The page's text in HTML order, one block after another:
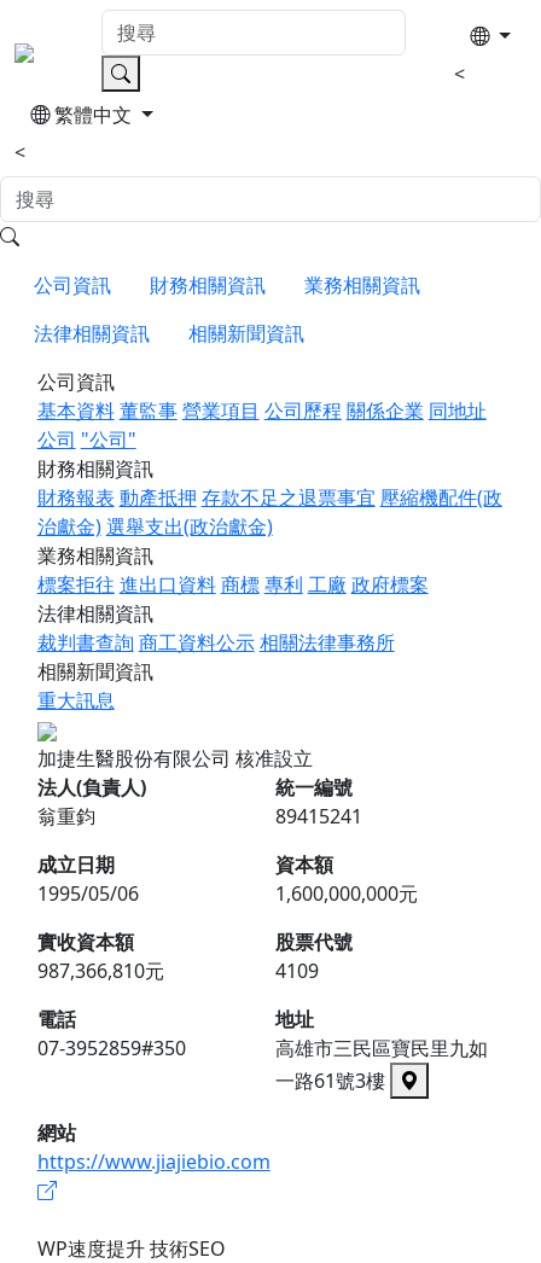
<
繁體中文
<
公司資訊 財務相關資訊
業務相關資訊
法律相關資訊
相關新聞資訊
公司資訊
基本資料董監事營業項目 公司歷程 關係企業 同地址
公司 "公司"
財務相關資訊
財務報表 動產抵押 存款不足之退票事宜 壓縮機配件(政
治獻金)選舉支出(政治獻金)
業務相關資訊
標案拒往 進出口資料商標專利 工廠 政府標案
法律相關資訊
裁判書查詢 商工資料公示相關法律事務所
相關新聞資訊
重大訊息
加捷生醫股份有限公司 核准設立
法人(負責人)
翁重鈞
統一編號
89415241
成立日期
1995/05/06
資本額
1,600,000,000元
實收資本額
987,366,810元
股票代號
4109
電話
07-3952859#350
地址
高雄市三民區寶民里九如
一路61號3樓
網站
https://www.jiajiebio.com
WP速度提升 技術SEO